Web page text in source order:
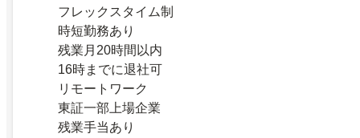
フレックスタイム制
時短勤務あり
残業月20時間以内
16時までに退社可
リモートワーク
東証一部上場企業
残業手当あり